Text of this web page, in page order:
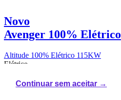
Novo
Avenger 100% Elétrico
Altitude 100% Elétrico 115KW
Elétrico
15,7 kWh/100km
Continuar sem aceitar →